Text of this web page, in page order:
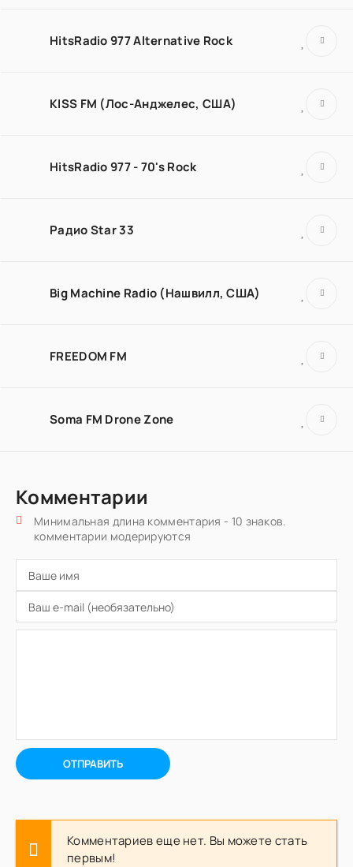
HitsRadio 977 Alternative Rock
KISS FM (Лос-Анджелес, США)
HitsRadio 977 - 70's Rock
Радио Star 33
Big Machine Radio (Нашвилл, США)
FREEDOM FM
Soma FM Drone Zone
Комментарии
Минимальная длина комментария - 10 знаков.
комментарии модерируются
ОТПРАВИТЬ
Комментариев еще нет. Вы можете стать
первым!